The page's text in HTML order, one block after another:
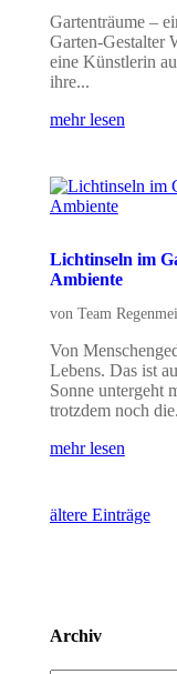
Gartenträume –
Garten-Gestalter
eine Künstlerin
ihre...
mehr lesen
Lichtinseln im
Ambiente
von Team
Von
Lebens. Das ist
Sonne untergeht
trotzdem noch
mehr lesen
ältere Einträge
Archiv